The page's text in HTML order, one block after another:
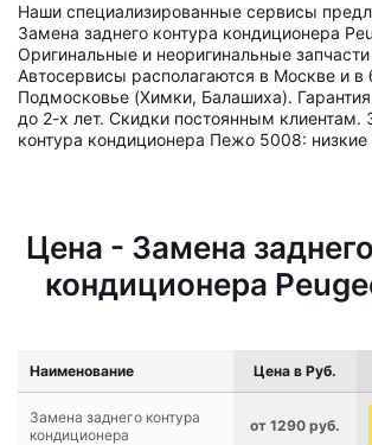
Наши специализированные сервисы
Замена заднего контура кондиционера
Оригинальные и неоригинальные
Автосервисы располагаются в Москве и
Подмосковье (Химки, Балашиха).
до 2-х лет. Скидки постоянным клиентам.
контура кондиционера Пежо 5008:
Цена - Замена
кондиционера
Наименование Цена в Руб.
Замена заднего контура
кондиционера
от 1290 руб.